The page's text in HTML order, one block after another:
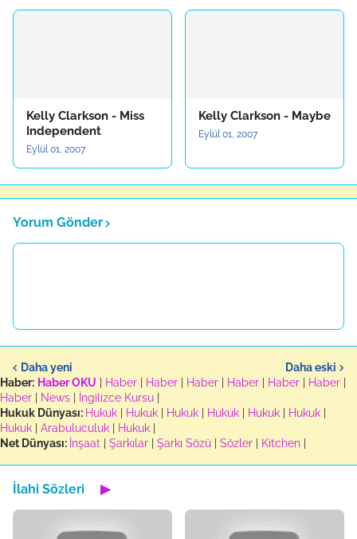
Kelly Clarkson - Miss
Independent
Eylül 01, 2007
Kelly Clarkson - Maybe
Eylül 01, 2007
Yorum Gönder
Daha yeni
Daha eski
Haber: Haber OKU Haber Haber Haber Haber Haber Haber
Haber
News İngilizce Kursu
Hukuk Dünyası: Hukuk Hukuk Hukuk Hukuk Hukuk Hukuk
Hukuk
Arabuluculuk Hukuk
Net Dünyası: İnşaat Şarkılar Şarkı Sözü Sözler Kitchen
İlahi Sözleri ▶